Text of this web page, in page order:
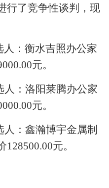
行了竞争性谈判，现
：衡水吉照办公家
元。
人：洛阳莱腾办公家
元。
：鑫瀚博宇金属制
128500.00元。